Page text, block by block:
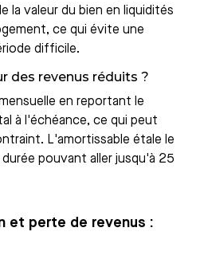
la valeur du bien en liquidités
ce qui évite une
difficile.
des revenus réduits ?
en reportant le
à l'échéance, ce qui peut
L'amortissable étale le
pouvant aller jusqu'à 25
et perte de revenus :